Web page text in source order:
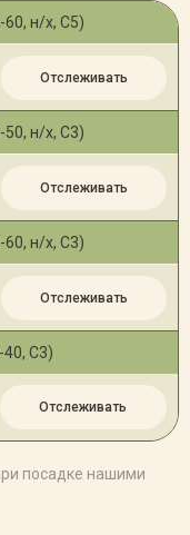
н/х, С5)
Отслеживать
н/х, С3)
Отслеживать
н/х, С3)
Отслеживать
С3)
Отслеживать
посадке нашими